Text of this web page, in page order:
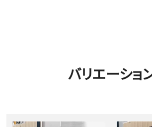
バリエーショ